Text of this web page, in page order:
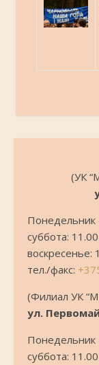
(УК
Понедельник
суббота:
воскресенье:
тел./факс:
(Филиал УК
ул.
Понедельник
суббота: